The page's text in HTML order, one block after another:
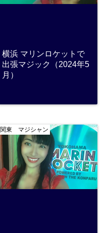
横浜 マリンロケットで
出張マジック（2024年5
月）
関東 マジシャン